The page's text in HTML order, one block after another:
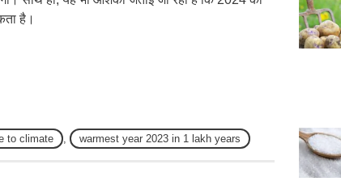
है।
to climate warmest year 2023 in 1 lakh years